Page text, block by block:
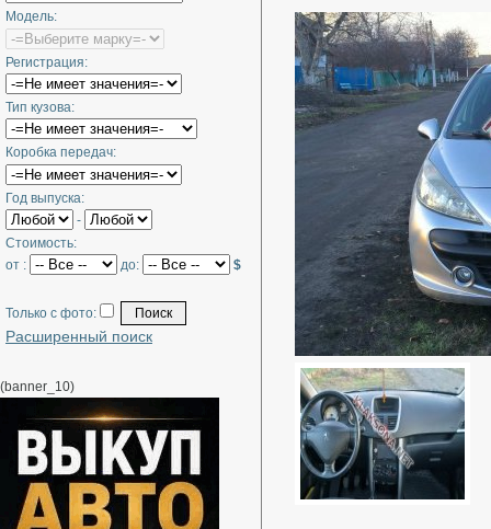
Модель:
Регистрация:
Тип кузова:
Коробка передач:
Год выпуска:
-
Стоимость:
от :
до: $
Только с фото:
Расширенный поиск
(banner_10)